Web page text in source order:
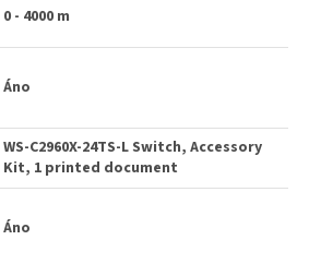
0 - 4000 m
Áno
WS-C2960X-24TS-L Switch, Accessory
Kit, 1 printed document
Áno